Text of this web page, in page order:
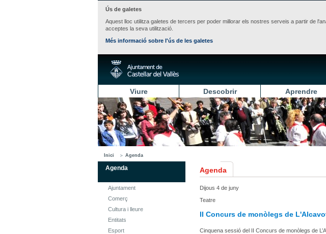
Ús de galetes
Aquest lloc utilitza galetes de tercers per poder millorar els nostres serveis a partir de
acceptes la seva utilització.
Més informació sobre l'ús de les galetes
Viure Descobrir Aprendre
Inici Agenda
Agenda
Ajuntament
Comerç
Cultura i lleure
Entitats
Esport
Agenda
Dijous 4 de juny
Teatre
II Concurs de monòlegs de
Cinquena sessió del II Concurs de monòlegs de